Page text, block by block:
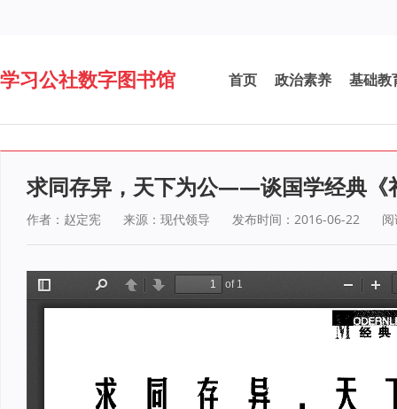
学习公社数字图书馆 首页 政治素养 基础教
求同存异，天下为公——谈国学经典《
作者：赵定宪 来源：现代领导 发布时间：2016-06-22